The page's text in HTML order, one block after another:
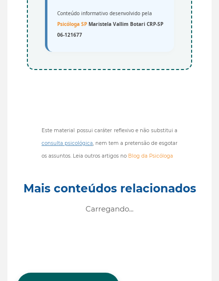
Conteúdo informativo desenvolvido pela
Psicóloga SP Maristela Vallim Botari CRP-SP
06-121677
Este material possui caráter reflexivo e não substitui a
consulta psicológica, nem tem a pretensão de esgotar
os assuntos. Leia outros artigos no Blog da Psicóloga
Mais conteúdos relacionados
Carregando...